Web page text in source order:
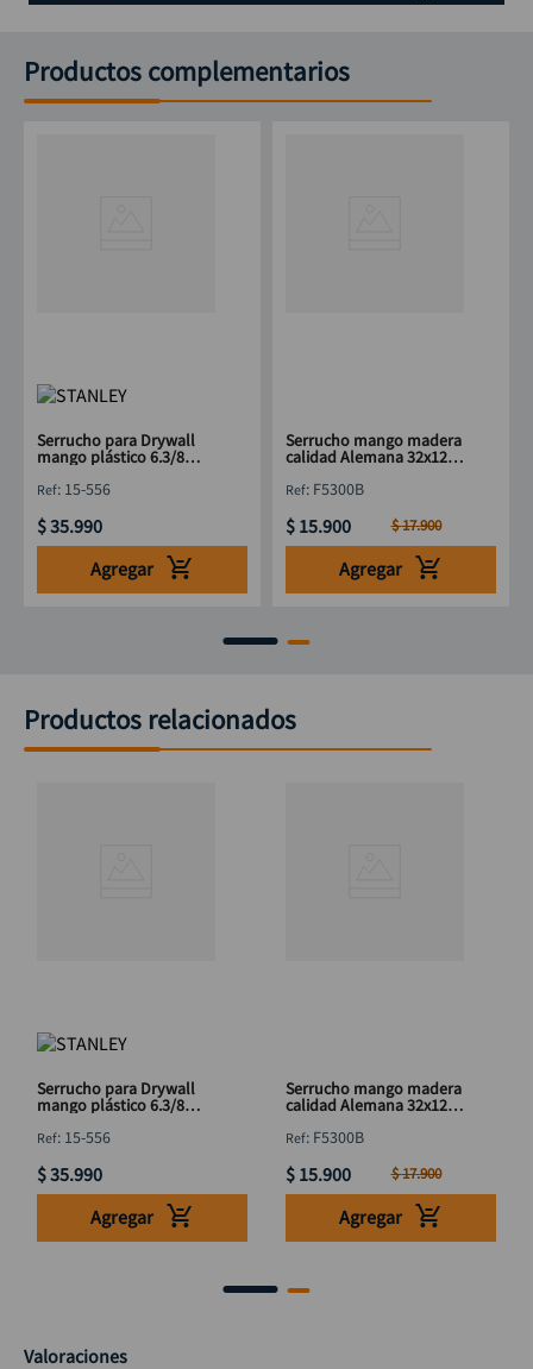
Productos complementarios
Serrucho para Drywall
mango plástico 6.3/8
: 15-556
$35.990
Agregar
Serrucho mango madera
calidad Alemana 32x120
: F5300B
$ 15.900 $17.900
Agregar
Productos relacionados
Serrucho para Drywall
mango plástico 6.3/8
: 15-556
$35.990
Agregar
Serrucho mango madera
calidad Alemana 32x120
: F5300B
$ 15.900 $17.900
Agregar
Valoraciones